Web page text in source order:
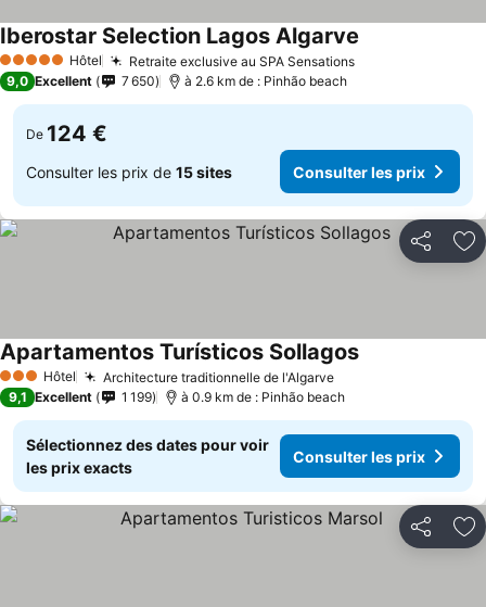
5 Étoiles Hôtel Retraite exclusive au SPA SensationsConsulter les
Iberostar Selection Lagos Algarve
9,0 Excellent 7 650 à 2.6 km de : Pinhão beach
De 124 €
Consulter les prix de 15 sites Consulter les prix
Partager
3 ÉtoilesHôtel Architecture traditionnelle de l'AlgarveConsulter les prix
Apartamentos Turísticos SollagosConsulter les
9,1 Excellent 1 199 à 0.9 km de : Pinhão beach
Sélectionnez des dates pour voir
les prix exacts
Consulter les prix
Partager